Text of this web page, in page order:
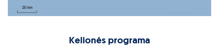
Kelionės programa